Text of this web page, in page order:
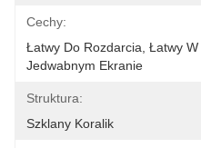
Cechy:
Łatwy Do Rozdarcia, Łatwy
Jedwabnym Ekranie
Struktura:
Szklany Koralik